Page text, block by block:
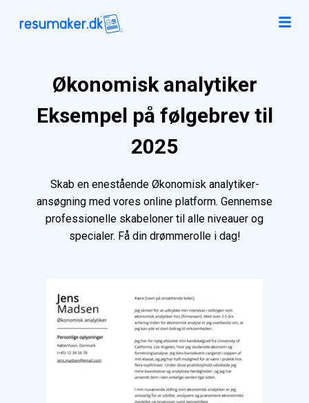
Økonomisk analytiker
Eksempel på følgebrev til
2025
Skab en enestående Økonomisk analytiker-
ansøgning med vores online platform. Gennemse
professionelle skabeloner til alle niveauer og
specialer. Få din drømmerolle i dag!